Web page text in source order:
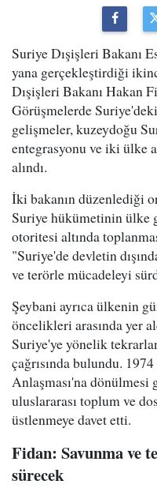
Suriye Dışişleri Bakanı
yana gerçekleştirdiği
Dışişleri Bakanı Hakan
Görüşmelerde
gelişmeler, kuzeydoğu
entegrasyonu ve iki ülke
alındı.
İki bakanın düzenlediği
Suriye hükümetinin ülke
otoritesi altında
"Suriye'de devletin
ve terörle mücadeleyi
Şeybani ayrıca ülkenin
öncelikleri arasında yer
Suriye'ye yönelik
çağrısında bulundu.
Anlaşması'na
uluslararası toplum ve
üstlenmeye davet etti.
Fidan: Savunma ve
sürecek